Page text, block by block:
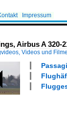
Impressum
Airbus A 320-
Videos und